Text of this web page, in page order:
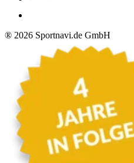
® 2026 Sportnavi.de GmbH